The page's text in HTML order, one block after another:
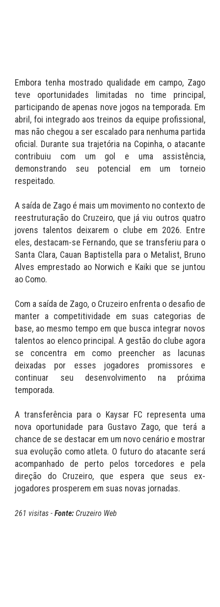
Embora tenha mostrado qualidade em campo, Zago
teve oportunidades limitadas no time principal,
participando de apenas nove jogos na temporada. Em
abril, foi integrado aos treinos da equipe profissional,
mas não chegou a ser escalado para nenhuma partida
oficial. Durante sua trajetória na Copinha, o atacante
contribuiu com um gol e uma assistência,
demonstrando seu potencial em um torneio
respeitado.
A saída de Zago é mais um movimento no contexto de
reestruturação do Cruzeiro, que já viu outros quatro
jovens talentos deixarem o clube em 2026. Entre
eles, destacam-se Fernando, que se transferiu para o
Santa Clara, Cauan Baptistella para o Metalist, Bruno
Alves emprestado ao Norwich e Kaiki que se juntou
ao Como.
Com a saída de Zago, o Cruzeiro enfrenta o desafio de
manter a competitividade em suas categorias de
base, ao mesmo tempo em que busca integrar novos
talentos ao elenco principal. A gestão do clube agora
se concentra em como preencher as lacunas
deixadas por esses jogadores promissores e
continuar seu desenvolvimento na próxima
temporada.
A transferência para o Kaysar FC representa uma
nova oportunidade para Gustavo Zago, que terá a
chance de se destacar em um novo cenário e mostrar
sua evolução como atleta. O futuro do atacante será
acompanhado de perto pelos torcedores e pela
direção do Cruzeiro, que espera que seus ex-
jogadores prosperem em suas novas jornadas.
261 visitas - Fonte: Cruzeiro Web